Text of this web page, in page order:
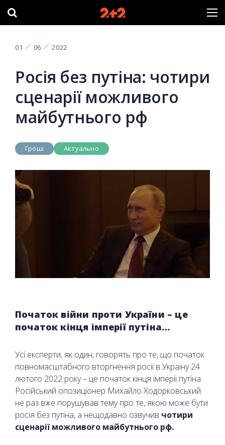
01 06 2022
Росія без путіна: чотири
сценарії можливого
майбутнього рф
Гроші Актуально
Початок війни проти України – це
початок кінця імперії путіна…
Усі експерти, як один, говорять про те, що початок
повномасштабного вторгнення росії в Україну 24
лютого 2022 року – це початок кінця імперії путіна.
Російський опозиціонер Михайло Ходорковський
не раз вже порушував тему про те, якою може бути
росія без путіна, а нещодавно озвучив чотири
сценарії можливого майбутнього рф.